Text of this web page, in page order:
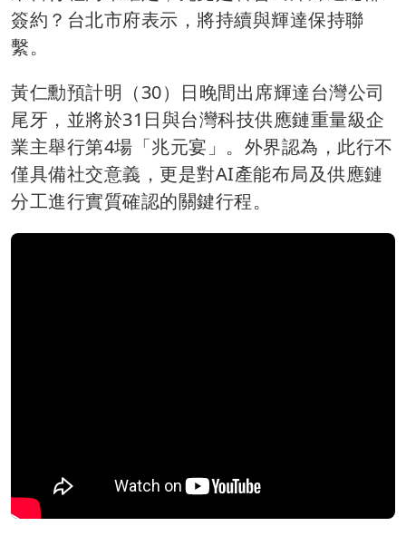
簽約？台北市府表示，將持續與輝達保持聯
繫。
黃仁勳預計明（30）日晚間出席輝達台灣公司
尾牙，並將於31日與台灣科技供應鏈重量級企
業主舉行第4場「兆元宴」。外界認為，此行不
僅具備社交意義，更是對AI產能布局及供應鏈
分工進行實質確認的關鍵行程。